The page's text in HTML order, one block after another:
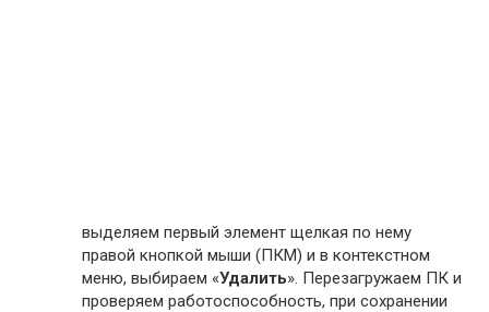
выделяем первый элемент щелкая по нему
правой кнопкой мыши (ПКМ) и в контекстном
меню, выбираем «Удалить». Перезагружаем ПК и
проверяем работоспособность, при сохранении